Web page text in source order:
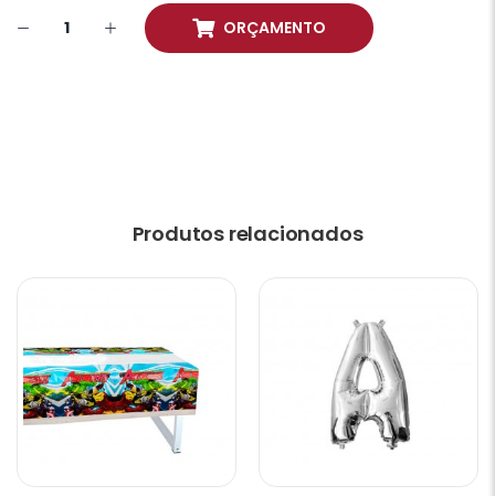
ORÇAMENTO
Produtos relacionados